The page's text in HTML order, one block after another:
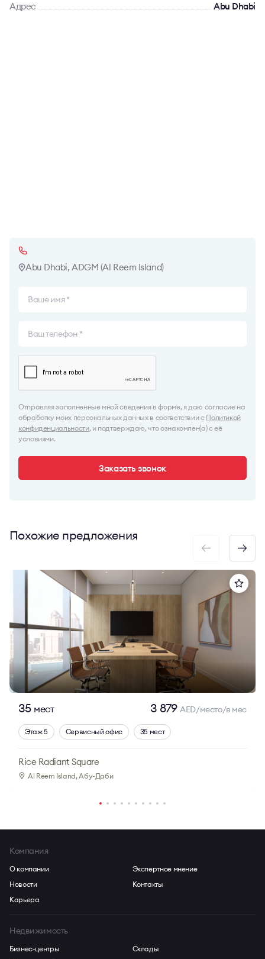
Адрес
Abu Dhabi
Abu Dhabi, ADGM (Al Reem Island)
Отправляя заполненные мной сведения в форме, я даю согласие на
обработку моих персональных данных в соответствии с Политикой
конфиденциальности, и подтверждаю, что ознакомлен(а) с её
условиями.
Заказать звонок
Похожие предложения
35 мест 3 879AED/место/в мес
Этаж 5 Сервисный офис 35 мест
Rice Radiant Square
Al Reem Island, Абу-Даби
Компания
О компании
Новости
Карьера
Экспертное мнение
Контакты
Недвижимость
Бизнес-центры
Склады